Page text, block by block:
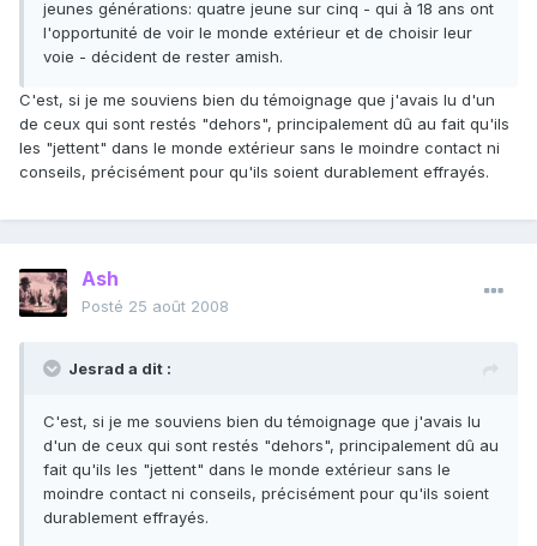
jeunes générations: quatre jeune sur cinq - qui à 18 ans ont
l'opportunité de voir le monde extérieur et de choisir leur
voie - décident de rester amish.
C'est, si je me souviens bien du témoignage que j'avais lu d'un
de ceux qui sont restés "dehors", principalement dû au fait qu'ils
les "jettent" dans le monde extérieur sans le moindre contact ni
conseils, précisément pour qu'ils soient durablement effrayés.
Ash
Posté 25 août 2008
Jesrad a dit :
C'est, si je me souviens bien du témoignage que j'avais lu
d'un de ceux qui sont restés "dehors", principalement dû au
fait qu'ils les "jettent" dans le monde extérieur sans le
moindre contact ni conseils, précisément pour qu'ils soient
durablement effrayés.